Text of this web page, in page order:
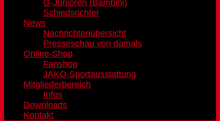
G-Junioren (Bambini)
Schiedsrichter
News
Nachrichtenübersicht
Presseschau von damals
Online-Shop
Fanshop
JAKO-Sportausstattung
Mitgliederbereich
Infos
Downloads
Kontakt